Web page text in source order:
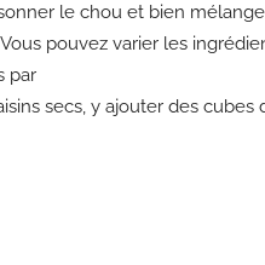
le chou et bien
Vous pouvez varier les
par
secs, y ajouter des cubes